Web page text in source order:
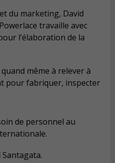
du marketing, David
travaille avec
l’élaboration de la
même à relever à
pour fabriquer, inspecter
de personnel au